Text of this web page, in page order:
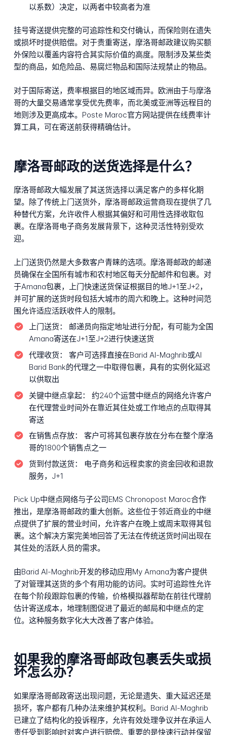
以系数）决定，以两者中较高者为准
挂号寄送提供完整的可追踪性和交付确认，而保险则在遗失
或损坏时提供赔偿。对于贵重寄送，摩洛哥邮政建议购买额
外保险以覆盖内容符合其实际价值的高度。限制涉及某些类
型的商品，如危险品、易腐烂物品和国际法规禁止的物品。
对于国际寄送，费率根据目的地区域而异。欧洲由于与摩洛
哥的大量交易通常享受优先费率，而北美或亚洲等远程目的
地则涉及更高成本。Poste Maroc官方网站提供在线费率计
算工具，可在寄送前获得精确估计。
摩洛哥邮政的送货选择是什么？
摩洛哥邮政大幅发展了其送货选择以满足客户的多样化期
望。除了传统上门送货外，摩洛哥邮政运营商现在提供了几
种替代方案，允许收件人根据其偏好和可用性选择收取包
裹。在摩洛哥电子商务发展背景下，这种灵活性特别受欢
迎。
上门送货仍然是大多数客户青睐的选项。摩洛哥邮政的邮递
员确保在全国所有城市和农村地区每天分配邮件和包裹。对
于Amana包裹，上门快速送货保证根据目的地J+1至J+2，
并可扩展的送货时段包括大城市的周六和晚上。这种时间范
围允许适应活跃收件人的限制。
上门送货：
邮递员向指定地址进行分配，有可能为全国
Amana寄送在J+1至J+2进行快速送货
代理收货：
客户可选择直接在Barid Al-Maghrib或Al
Barid Bank的代理之一中取得包裹，具有的实例化延迟
以供取出
关键中继点拿起：
约240个运营中继点的网络允许客户
在代理营业时间外在靠近其住处或工作地点的点取得其
寄送
在销售点存放：
客户可将其包裹存放在分布在整个摩洛
哥的1800个销售点之一
货到付款送货：
电子商务和远程卖家的资金回收和退款
服务，J+1
Pick Up中继点网络与子公司EMS Chronopost Maroc合作
推出，是摩洛哥邮政的重大创新。这些位于邻近商业的中继
点提供了扩展的营业时间，允许客户在晚上或周末取得其包
裹。这个解决方案完美地回答了无法在传统送货时间出现在
其住处的活跃人员的需求。
由Barid Al-Maghrib开发的移动应用My Amana为客户提供
了对管理其送货的多个有用功能的访问。实时可追踪性允许
在每个阶段跟踪包裹的传输，价格模拟器帮助在前往代理前
估计寄送成本，地理制图促进了最近的邮局和中继点的定
位。这种服务数字化大大改善了客户体验。
如果我的摩洛哥邮政包裹丢失或损
坏怎么办？
如果摩洛哥邮政寄送出现问题，无论是遗失、重大延迟还是
损坏，客户都有几种办法来维护其权利。Barid Al-Maghrib
已建立了结构化的投诉程序，允许有效处理争议并在承运人
责任受到影响时对客户进行赔偿。重要的是快速行动并保留